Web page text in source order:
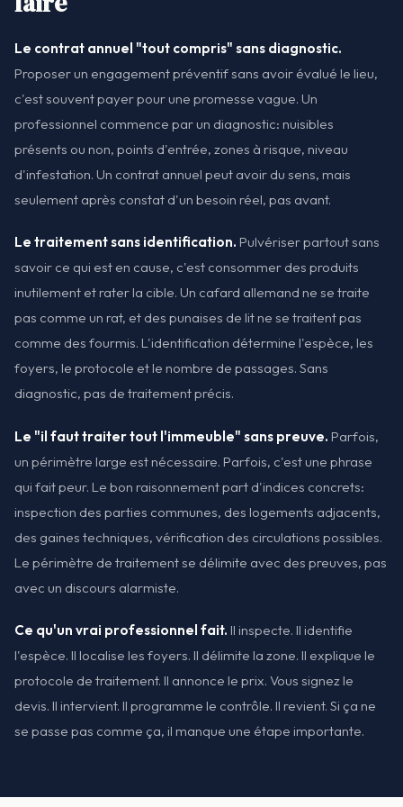
Le contrat annuel "tout compris" sans diagnostic.
Proposer un engagement préventif sans avoir évalué le lieu,
c'est souvent payer pour une promesse vague. Un
professionnel commence par un diagnostic: nuisibles
présents ou non, points d'entrée, zones à risque, niveau
d'infestation. Un contrat annuel peut avoir du sens, mais
seulement après constat d'un besoin réel, pas avant.
Le traitement sans identification. Pulvériser partout sans
savoir ce qui est en cause, c'est consommer des produits
inutilement et rater la cible. Un cafard allemand ne se traite
pas comme un rat, et des punaises de lit ne se traitent pas
comme des fourmis. L'identification détermine l'espèce, les
foyers, le protocole et le nombre de passages. Sans
diagnostic, pas de traitement précis.
Le "il faut traiter tout l'immeuble" sans preuve. Parfois,
un périmètre large est nécessaire. Parfois, c'est une phrase
qui fait peur. Le bon raisonnement part d'indices concrets:
inspection des parties communes, des logements adjacents,
des gaines techniques, vérification des circulations possibles.
Le périmètre de traitement se délimite avec des preuves, pas
avec un discours alarmiste.
Ce qu'un vrai professionnel fait. Il inspecte. Il identifie
l'espèce. Il localise les foyers. Il délimite la zone. Il explique le
protocole de traitement. Il annonce le prix. Vous signez le
devis. Il intervient. Il programme le contrôle. Il revient. Si ça ne
se passe pas comme ça, il manque une étape importante.